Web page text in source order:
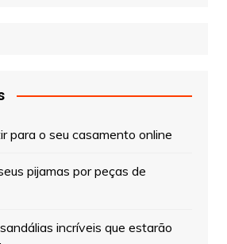
para o seu casamento online
pijamas por peças de
incríveis que estarão